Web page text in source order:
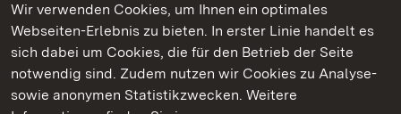
Wir verwenden Cookies, um Ihnen ein optimales
Webseiten-Erlebnis zu bieten. In erster Linie handelt es
sich dabei um Cookies, die für den Betrieb der Seite
notwendig sind. Zudem nutzen wir Cookies zu Analyse-
sowie anonymen Statistikzwecken. Weitere
Kommen. Staunen. Genießen.